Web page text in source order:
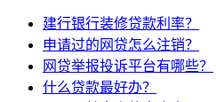
建行银行装修贷款利率？
申请过的网贷怎么注销？
网贷举报投诉平台有哪些？
什么贷款最好办？